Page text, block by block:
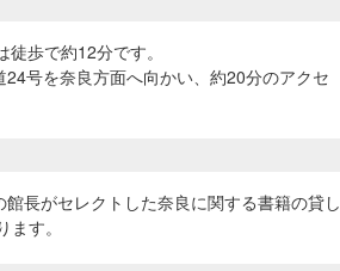
歩で約12分です。
号を奈良方面へ向かい、約20分のアクセ
長がセレクトした奈良に関する書籍の貸し
す。